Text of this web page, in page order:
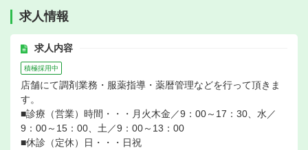
求人情報
求人内容
積極採用中
店舗にて調剤業務・服薬指導・薬暦管理などを行って頂きま
す。
■診療（営業）時間・・・月火木金／9：00～17：30、水／
9：00～15：00、土／9：00～13：00
■休診（定休）日・・・日祝